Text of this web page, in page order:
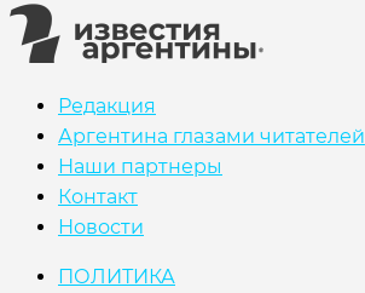
Редакция
Аргентина глазами читателей
Наши партнеры
Контакт
Новости
ПОЛИТИКА